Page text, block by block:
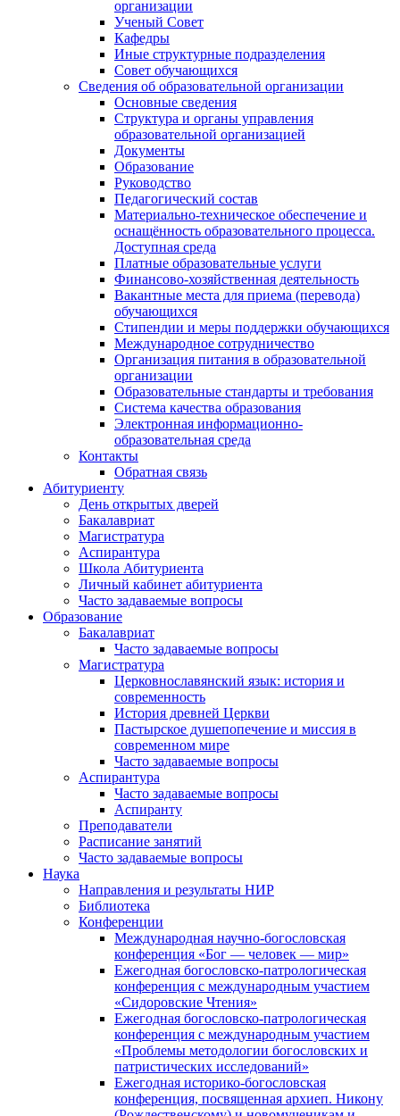
организации
Ученый Совет
Кафедры
Иные структурные подразделения
Совет обучающихся
Сведения об образовательной организации
Основные сведения
Структура и органы управления
образовательной организацией
Документы
Образование
Руководство
Педагогический состав
Материально-техническое обеспечение и
оснащённость образовательного процесса.
Доступная среда
Платные образовательные услуги
Финансово-хозяйственная деятельность
Вакантные места для приема (перевода)
обучающихся
Стипендии и меры поддержки обучающихся
Международное сотрудничество
Организация питания в образовательной
организации
Образовательные стандарты и требования
Система качества образования
Электронная информационно-
образовательная среда
Контакты
Обратная связь
Абитуриенту
День открытых дверей
Бакалавриат
Магистратура
Аспирантура
Школа Абитуриента
Личный кабинет абитуриента
Часто задаваемые вопросы
Образование
Бакалавриат
Часто задаваемые вопросы
Магистратура
Церковнославянский язык: история и
современность
История древней Церкви
Пастырское душепопечение и миссия в
современном мире
Часто задаваемые вопросы
Аспирантура
Часто задаваемые вопросы
Аспиранту
Преподаватели
Расписание занятий
Часто задаваемые вопросы
Наука
Направления и результаты НИР
Библиотека
Конференции
Международная научно-богословская
конференция «Бог — человек — мир»
Ежегодная богословско-патрологическая
конференция с международным участием
«Сидоровские Чтения»
Ежегодная богословско-патрологическая
конференция с международным участием
«Проблемы методологии богословских и
патристических исследований»
Ежегодная историко-богословская
конференция, посвященная архиеп. Никону